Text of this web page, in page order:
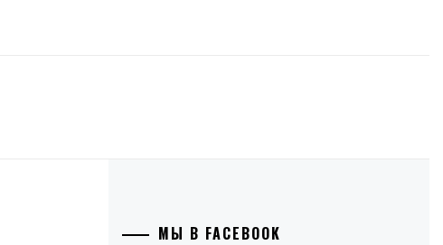
МЫ В FACEBOOK